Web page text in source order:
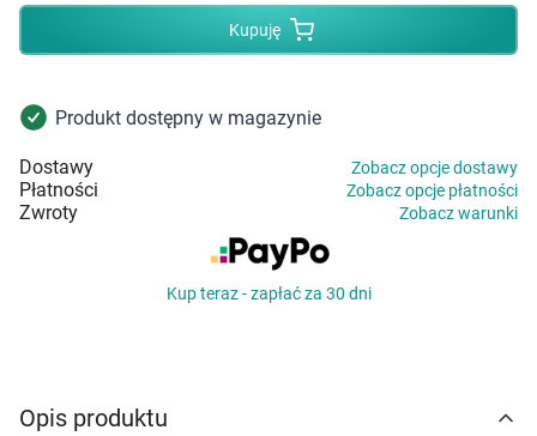
Mężczyzna
Zdrowy styl życia
Zabawki
Marki
Kupuję
Produkt dostępny w magazynie
Dostawy Zobacz opcje dostawy
Płatności Zobacz opcje płatności
Zwroty Zobacz warunki
Kup teraz - zapłać za 30 dni
Opis produktu